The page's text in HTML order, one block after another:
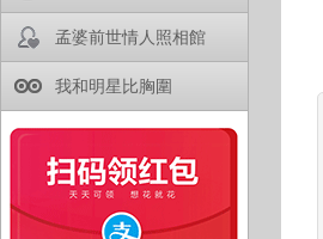
孟婆前世情人照相館
我和明星比胸圍